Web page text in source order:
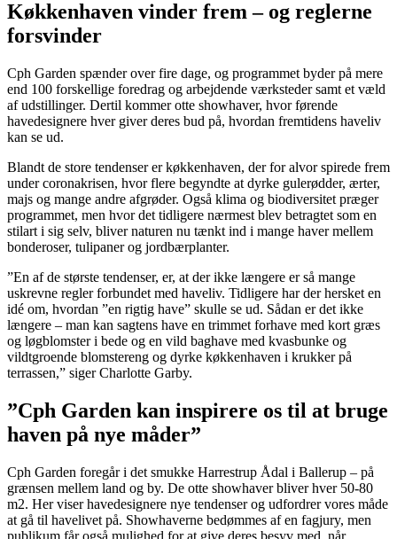
Køkkenhaven vinder frem – og reglerne
forsvinder
Cph Garden spænder over fire dage, og programmet byder på mere
end 100 forskellige foredrag og arbejdende værksteder samt et væld
af udstillinger. Dertil kommer otte showhaver, hvor førende
havedesignere hver giver deres bud på, hvordan fremtidens haveliv
kan se ud.
Blandt de store tendenser er køkkenhaven, der for alvor spirede frem
under coronakrisen, hvor flere begyndte at dyrke gulerødder, ærter,
majs og mange andre afgrøder. Også klima og biodiversitet præger
programmet, men hvor det tidligere nærmest blev betragtet som en
stilart i sig selv, bliver naturen nu tænkt ind i mange haver mellem
bonderoser, tulipaner og jordbærplanter.
”En af de største tendenser, er, at der ikke længere er så mange
uskrevne regler forbundet med haveliv. Tidligere har der hersket en
idé om, hvordan ”en rigtig have” skulle se ud. Sådan er det ikke
længere – man kan sagtens have en trimmet forhave med kort græs
og løgblomster i bede og en vild baghave med kvasbunke og
vildtgroende blomstereng og dyrke køkkenhaven i krukker på
terrassen,” siger Charlotte Garby.
”Cph Garden kan inspirere os til at bruge
haven på nye måder”
Cph Garden foregår i det smukke Harrestrup Ådal i Ballerup – på
grænsen mellem land og by. De otte showhaver bliver hver 50-80
m2. Her viser havedesignere nye tendenser og udfordrer vores måde
at gå til havelivet på. Showhaverne bedømmes af en fagjury, men
publikum får også mulighed for at give deres besyv med, når